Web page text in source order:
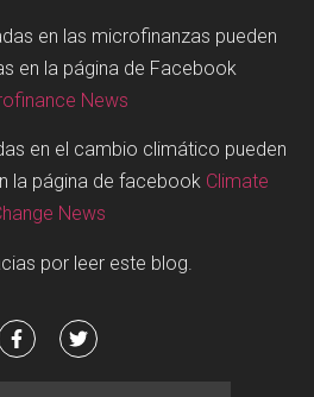
en las microfinanzas pueden
en la página de Facebook
News
en el cambio climático pueden
la página de facebook Climate
News
por leer este blog.